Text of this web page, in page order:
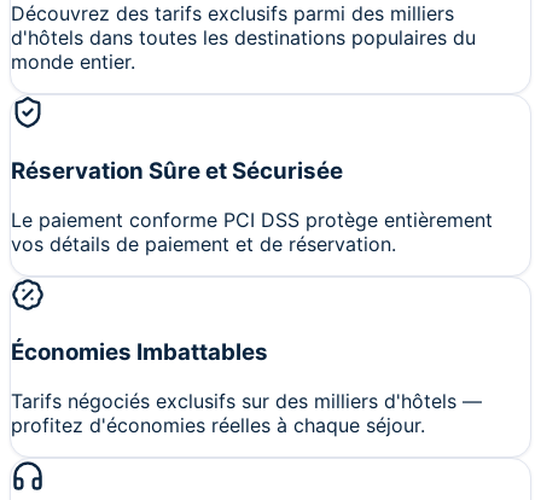
Découvrez des tarifs exclusifs parmi des milliers
d'hôtels dans toutes les destinations populaires du
monde entier.
Réservation Sûre et Sécurisée
Le paiement conforme PCI DSS protège entièrement
vos détails de paiement et de réservation.
Économies Imbattables
Tarifs négociés exclusifs sur des milliers d'hôtels —
profitez d'économies réelles à chaque séjour.